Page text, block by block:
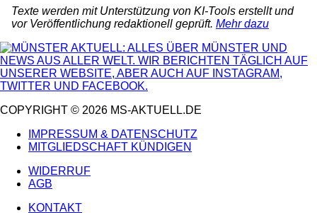
Texte werden mit Unterstützung von KI-Tools erstellt und
vor Veröffentlichung redaktionell geprüft. Mehr dazu
COPYRIGHT © 2026 MS-AKTUELL.DE
IMPRESSUM & DATENSCHUTZ
MITGLIEDSCHAFT KÜNDIGEN
WIDERRUF
AGB
KONTAKT